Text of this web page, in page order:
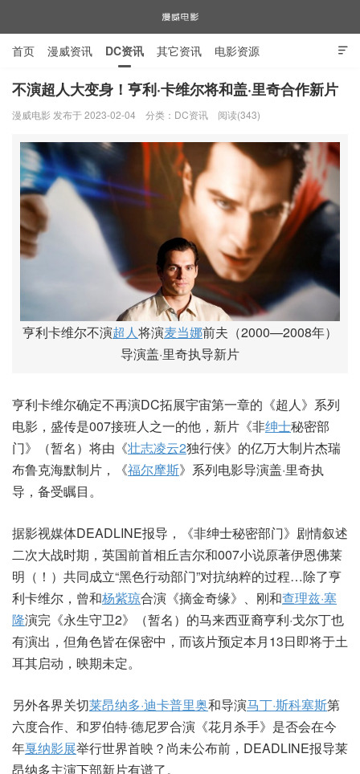

首页 漫威资讯 DC资讯 其它资讯 电影资源
电视剧资源 漫威图片
不演超人大变身！亨利·卡维尔将和盖·里奇合作新片
漫威电影 发布于 2023-02-04 分类： DC资讯 阅读(343)
亨利卡维尔不演超人将演麦当娜前夫（2000—2008年）
导演盖·里奇执导新片
亨利卡维尔确定不再演DC拓展宇宙第一章的《超人》系列
电影，盛传是007接班人之一的他，新片《非绅士秘密部
门》（暂名）将由《壮志凌云2独行侠》的亿万大制片杰瑞
布鲁克海默制片，《福尔摩斯》系列电影导演盖·里奇执
导，备受瞩目。
据影视媒体DEADLINE报导，《非绅士秘密部门》剧情叙述
二次大战时期，英国前首相丘吉尔和007小说原著伊恩佛莱
明（！）共同成立“黑色行动部门”对抗纳粹的过程…除了亨
利卡维尔，曾和杨紫琼合演《摘金奇缘》、刚和查理兹·塞
隆演完《永生守卫2》（暂名）的马来西亚裔亨利·戈尔丁也
有演出，但角色皆在保密中，而该片预定本月13日即将于土
耳其启动，映期未定。
另外各界关切莱昂纳多·迪卡普里奥和导演马丁·斯科塞斯第
六度合作、和罗伯特·德尼罗合演《花月杀手》是否会在今
年戛纳影展举行世界首映？尚未公布前，DEADLINE报导莱
昂纳多主演下部新片有谱了。